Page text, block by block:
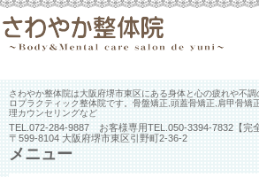
さわやか整体院は大阪府堺市東区にある身体と心の疲れや不
ロプラクティック整体院です。骨盤矯正,頭蓋骨矯正,肩甲骨矯
理カウンセリングなど
TEL. 072-284-9887 お客様専用TEL.050-3394-7832 【完
〒599-8104 大阪府堺市東区引野町2-36-2
メニュー